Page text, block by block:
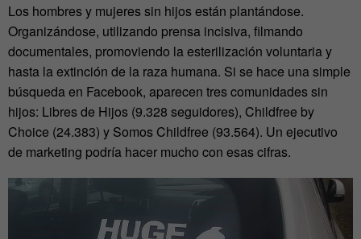
Los hombres y mujeres sin hijos están plantándose.
Organizándose, utilizando prensa incisiva, filmando
documentales, promoviendo la esterilización voluntaria y
hasta la extinción de la raza humana. Si se hace una simple
búsqueda en Facebook, aparecen tres comunidades sin
hijos: Libres de Hijos (9.328 seguidores), Childfree by
Choice (24.383) y Somos Childfree (93.564). Un ejecutivo
de marketing podría hacer mucho con esas cifras.